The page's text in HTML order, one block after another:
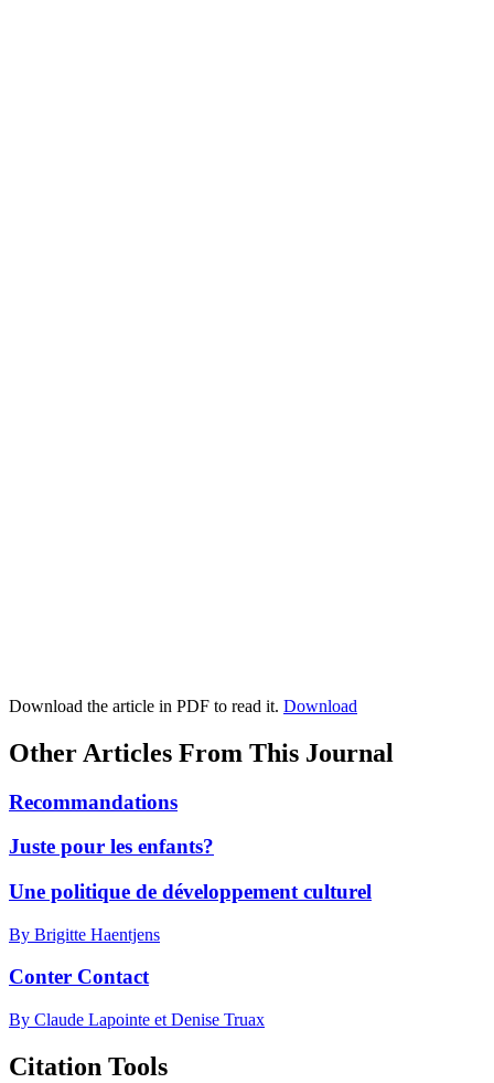
Download the article in PDF to read it. Download
Other Articles From This Journal
Recommandations
Juste pour les enfants?
Une politique de développement culturel
By Brigitte Haentjens
Conter Contact
By Claude Lapointe et Denise Truax
Citation Tools